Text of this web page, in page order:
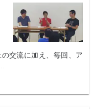
交流に加え、毎回、ア